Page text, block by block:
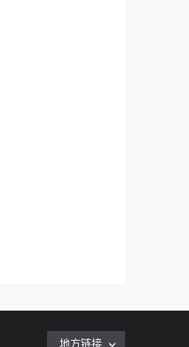
地方链接